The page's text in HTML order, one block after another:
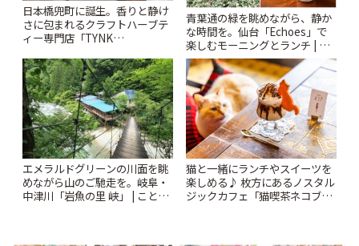
日本橋兜町に誕生。香りと静け
さに包まれるクラフトハーブテ
ィー専門店「TYNK
青葉通の緑を眺めながら、静か
な時間を。仙台「Echoes」で
楽しむモーニングとランチ | こ
とりっぷ
エメラルドグリーンの川面を眺
めながら山のご馳走を。岐阜・
中津川「岩魚の里 峡」 | ことり
猫と一緒にランチやスイーツを
楽しめる♪ 枚方にあるノスタル
ジックカフェ「猫喫茶ネコブ」